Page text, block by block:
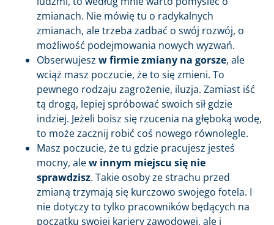
zmianach. Nie mówię tu o radykalnych
zmianach, ale trzeba zadbać o swój rozwój, o
możliwość podejmowania nowych wyzwań.
Obserwujesz w firmie zmiany na gorsze, ale
wciąż masz poczucie, że to się zmieni. To
pewnego rodzaju zagrożenie, iluzja. Zamiast iść
tą drogą, lepiej spróbować swoich sił gdzie
indziej. Jeżeli boisz się rzucenia na głęboką wodę,
to może zacznij robić coś nowego równolegle.
Masz poczucie, że tu gdzie pracujesz jesteś
mocny, alew innym miejscu się nie
sprawdzisz. Takie osoby ze strachu przed
zmianą trzymają się kurczowo swojego fotela. I
nie dotyczy to tylko pracowników będących na
początku swojej kariery zawodowej, ale i